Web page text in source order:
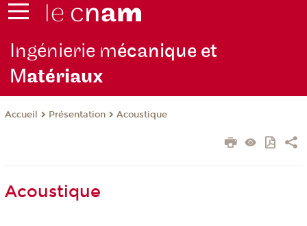
Ingénierie mécanique et
Matériaux
Accueil Présentation Acoustique
Acoustique